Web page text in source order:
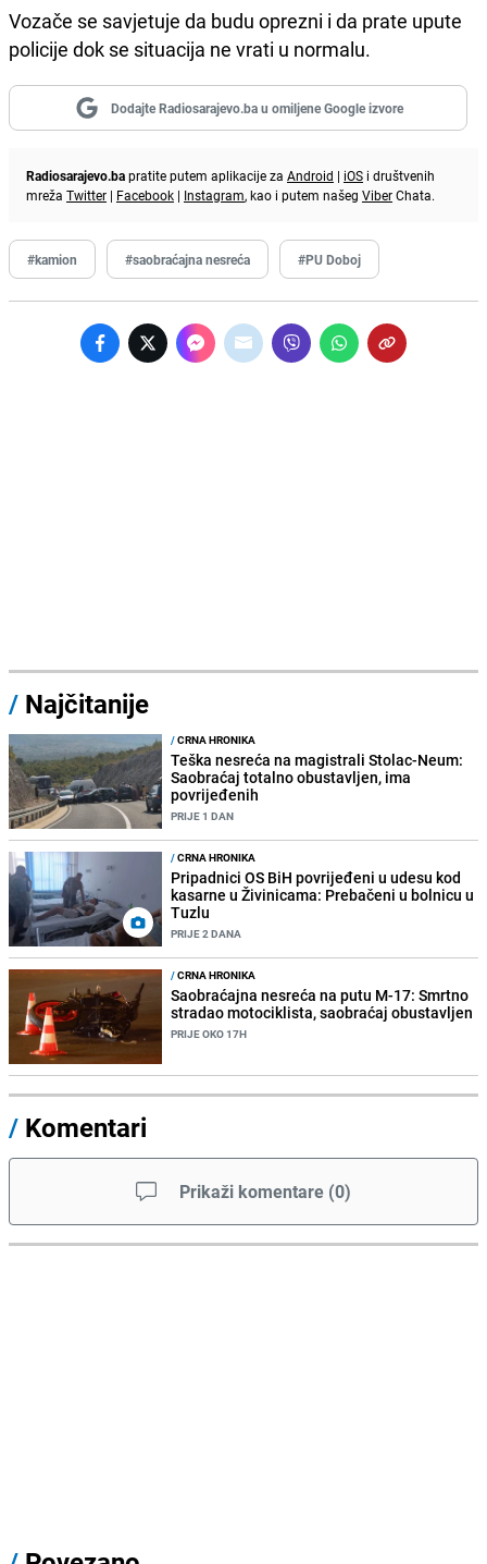
Vozače se savjetuje da budu oprezni i da prate upute
policije dok se situacija ne vrati u normalu.
Dodajte Radiosarajevo.ba u omiljene Google izvore
Radiosarajevo.bapratite putem aplikacije za Android | iOS i društvenih
mreža Twitter | Facebook | Instagram, kao i putem našeg ViberChata.
#kamion #saobraćajna nesreća #PU Doboj
/ Najčitanije
/CRNA HRONIKA
Teška nesreća na magistrali Stolac-Neum:
Saobraćaj totalno obustavljen, ima
povrijeđenih
PRIJE 1 DAN
/CRNA HRONIKA
Pripadnici OS BiH povrijeđeni u udesu kod
kasarne u Živinicama: Prebačeni u bolnicu u
Tuzlu
PRIJE 2 DANA
/CRNA HRONIKA
Saobraćajna nesreća na putu M-17: Smrtno
stradao motociklista, saobraćaj obustavljen
PRIJE OKO 17H
/ Komentari
Prikaži komentare (0)